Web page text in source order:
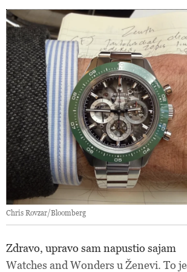
Chris Rovzar/Bloomberg
Zdravo, upravo sam napustio sajam
Watches and Wonders u Ženevi. To je